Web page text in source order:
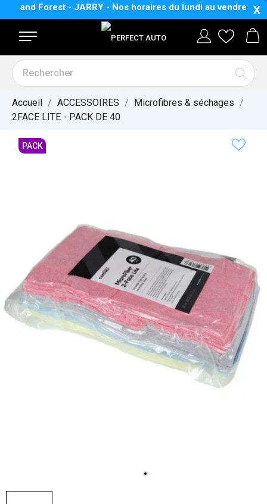
Forest - JARRY - Nos horairesdu lundi au vendredi :8
X
Accueil ACCESSOIRES
Microfibres & séchages
2FACE LITE - PACK DE 40
PACK